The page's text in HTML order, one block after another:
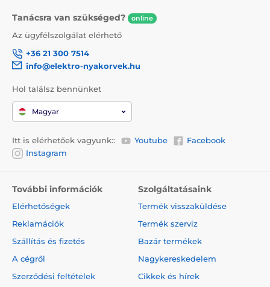
Tanácsra van szükséged? online
Az ügyfélszolgálat elérhető
+36 21 300 7514
info@elektro-nyakorvek.hu
Hol találsz bennünket
Magyar
Itt is elérhetőek vagyunk:: Youtube
Facebook
Instagram
További információk
Elérhetőségek
Reklamációk
Szállítás és fizetés
A cégről
Szerződési feltételek
Szolgáltatásaink
Termék visszaküldése
Termék szerviz
Bazár termékek
Nagykereskedelem
Cikkek és hírek